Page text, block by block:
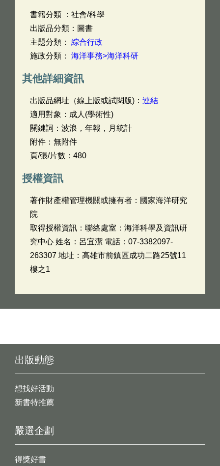
書籍分類 ：社會/科學
出版品分類：圖書
主題分類： 綜合行政
施政分類： 海洋事務>海洋科研
其他詳細資訊
出版品網址（線上版或試閱版)： 連結
適用對象：成人(學術性)
關鍵詞：波浪，年報，月統計
附件：無附件
頁/張/片數：480
授權資訊
著作財產權管理機關或擁有者：國家海洋研究
院
取得授權資訊：聯絡處室：海洋科學及資訊研
究中心 姓名：呂宜潔 電話：07-3382097-
263307 地址：高雄市前鎮區成功二路25號11
樓之1
出版動態
想找好活動
新書特推薦
嚴選企劃
得獎好書